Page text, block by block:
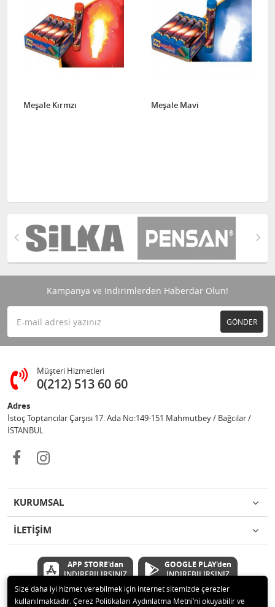
Meşale Kırmzı Meşale Mavi
Kampanya ve İndirimlerden Haberdar Olun!
GÖNDER
Müşteri Hizmetleri
0(212) 513 60 60
Adres
İstoç Toptancılar Çarşısı 17. Ada No:149-151 Mahmutbey / Bağcılar /
İSTANBUL
KURUMSAL
İLETİŞİM
APP STORE'dan
İNDİREBİLİRSİNİZ
GOOGLE PLAY'den
İNDİREBİLİRSİNİZ
Size daha iyi hizmet verebilmek için internet sitemizde çerezler
kullanılmaktadır. Çerez Politikaları Aydınlatma Metni’ni okuyabilir ve